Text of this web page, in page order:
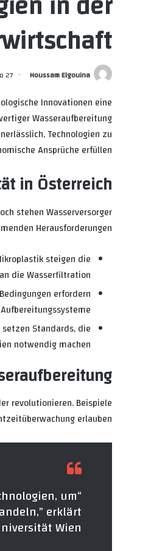
Houssam Elgouina 27 مايو 2025
Innovationen eine
Wasseraufbereitung
Technologien zu
Ansprüche erfüllen.
in Österreich
stehen Wasserversorger
Herausforderungen:
steigen die
die Wasserfiltration.
erfordern
Standards, die
notwendig machen.
revolutionieren. Beispiele
erlauben.
um
erklärt
Wien.